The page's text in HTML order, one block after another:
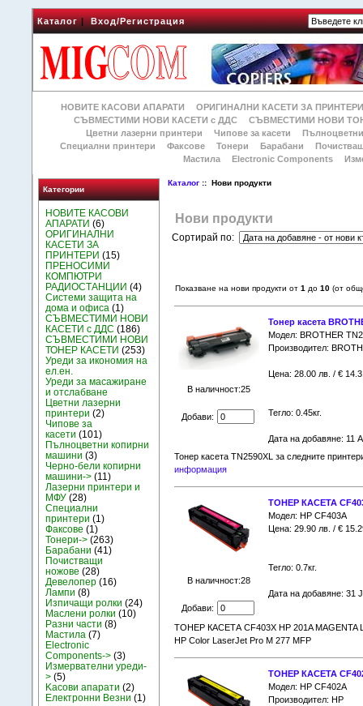
Каталог|Вход/Регистрация
НОВИТЕ КАСОВИ АПАРАТИ
ОРИГИНАЛНИ КАСЕТИ ЗА
СЪВМЕСТИМИ НОВИ КАСЕТИ с ДДС
СЪВМЕСТИМИ НОВИ
Цветни лазерни принтери
Чипове за касети
Специални принтери
Факсове Тонери Барабани
Мастила
Electronic Components
Категории
НОВИТЕ КАСОВИ
АПАРАТИ (6)
ОРИГИНАЛНИ
КАСЕТИ ЗА
ПРИНТЕРИ (15)
ПРЕНОСИМИ
КОМПЮТРИ
РАДИОСТАНЦИИ (4)
Системи защита на
дома и офиса (1)
СЪВМЕСТИМИ НОВИ
КАСЕТИ с ДДС (186)
СЪВМЕСТИМИ НОВИ
ТОНЕР КАСЕТИ (253)
Уреди за икономия на
ел.ен.
Уреди за масажиране
и отслабване
Цветни лазерни
принтери (2)
Чипове за
касети (101)
Пълноцветни копирни
машини (3)
Черно-бели копирни
машини-> (11)
Лазерни принтери и
МФУ (28)
Специални
принтери (1)
Факсове (1)
Тонери-> (263)
Барабани (41)
Почистващи
ножове (28)
Девелопер (16)
Лампи (8)
Изпичащи ролки (24)
Маслени ролки (10)
Разни части (8)
Мастила (7)
Electronic
Components-> (3)
Измервателни уреди-
> (5)
Kасови апарати (2)
Електронни Везни (1)
Каталог :: Нови продукти
Нови продукти
Сортирай по:
Показване на нови продукти от 1 до 10(от
В наличност:25
Добави:
Тонер касета
Модел: BROTHER
Производител:
Цена: 28.00 лв. / €
Тегло: 0.45кг.
Дата на добавяне: 11
Тонер касета TN2590XL за следните
информация
В наличност:28
Добави:
ТОНЕР КАСЕТА
Модел: HP CF403A
Цена: 29.90 лв. / €
Тегло: 0.7кг.
Дата на добавяне: 31
ТОНЕР КАСЕТА CF403X HP 201A MAGENTA
HP Color LaserJet Pro M 277 MFP
ТОНЕР КАСЕТА
Модел: HP CF402A
Производител: HP